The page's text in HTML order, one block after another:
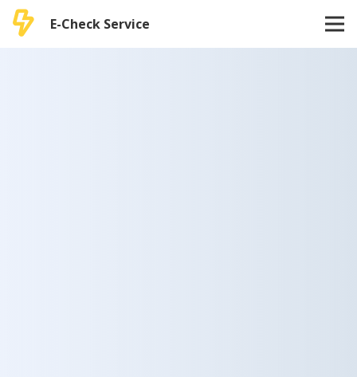
E-Check Service